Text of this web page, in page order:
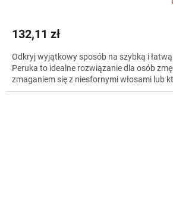
132,11 zł
Odkryj wyjątkowy sposób na szybką i
Peruka to idealne rozwiązanie dla osób
zmaganiem się z niesfornymi włosami lub